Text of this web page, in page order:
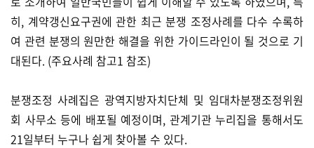
히, 계약갱신요구권에 관한 최근 분쟁 조정사례를 다수 수록하
여 관련 분쟁의 원만한 해결을 위한 가이드라인이 될 것으로 기
대된다. (주요사례 참고1 참조)
분쟁조정 사례집은 광역지방자치단체 및 임대차분쟁조정위원
회 사무소 등에 배포될 예정이며, 관계기관 누리집을 통해서도
21일부터 누구나 쉽게 찾아볼 수 있다.